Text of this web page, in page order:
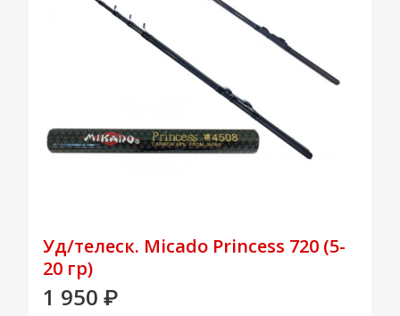
Уд/телеск. Micado Princess 720 (5-
20 гр)
1 950 ₽